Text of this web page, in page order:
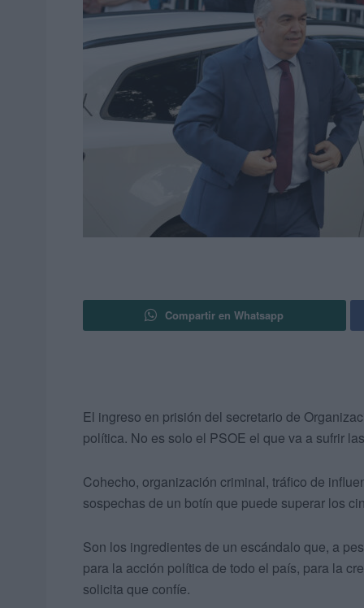
Compartir en Whatsapp
El ingreso en prisión del secretario de
política. No es solo el PSOE el que va a sufrir
Cohecho, organización criminal, tráfico de
sospechas de un botín que puede superar los
Son los ingredientes de un escándalo que, a
para la acción política de todo el país, para la
solicita que confíe.